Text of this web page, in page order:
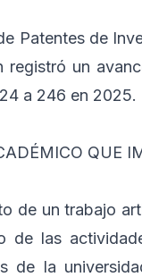
Patentes de
registró un
a 246 en
QUE
de un trabajo
de las
de la